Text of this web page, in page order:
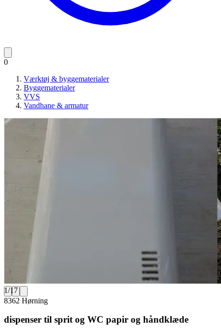
0
Værktøj & byggematerialer
Byggematerialer
VVS
Vandhane & armatur
1/17
8362 Hørning
dispenser til sprit og WC papir og håndklæde